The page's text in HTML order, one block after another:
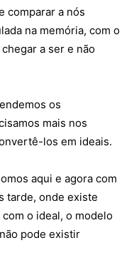
comparar a nós
na memória, com o
a ser e não
os
mais nos
los em ideais.
aqui e agora com
tarde, onde existe
o ideal, o modelo
pode existir